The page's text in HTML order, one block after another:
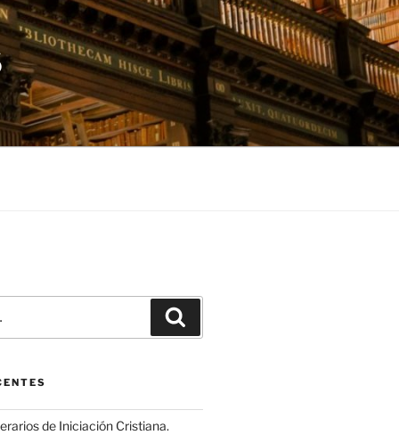
de Iniciación Cristiana.